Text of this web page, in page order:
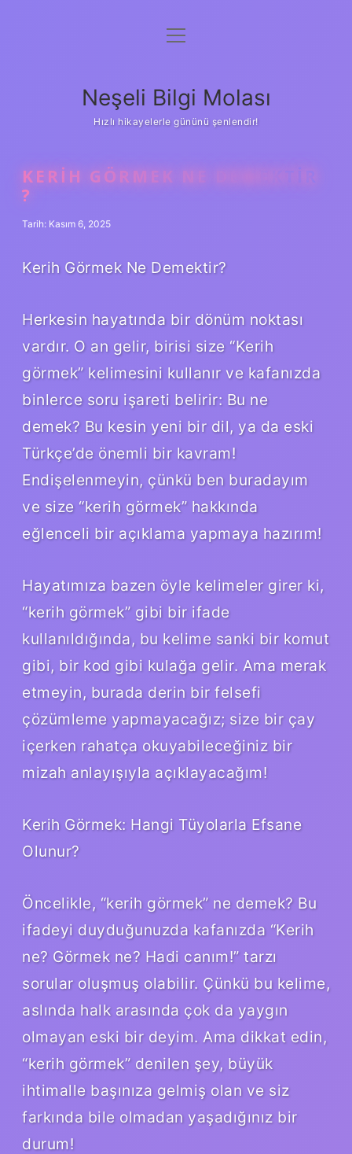
Anasayfa
Yasal Uyarı
menüyü
Neşeli Bilgi Molası
Hızlı hikayelerle gününü şenlendir!
KERIH GÖRMEK NE DEMEKTIR
?
Tarih: Kasım 6, 2025
Kerih Görmek Ne Demektir?
Herkesin hayatında bir dönüm noktası
vardır. O an gelir, birisi size “Kerih
görmek” kelimesini kullanır ve kafanızda
binlerce soru işareti belirir: Bu ne
demek? Bu kesin yeni bir dil, ya da eski
Türkçe’de önemli bir kavram!
Endişelenmeyin, çünkü ben buradayım
ve size “kerih görmek” hakkında
eğlenceli bir açıklama yapmaya hazırım!
Hayatımıza bazen öyle kelimeler girer ki,
“kerih görmek” gibi bir ifade
kullanıldığında, bu kelime sanki bir komut
gibi, bir kod gibi kulağa gelir. Ama merak
etmeyin, burada derin bir felsefi
çözümleme yapmayacağız; size bir çay
içerken rahatça okuyabileceğiniz bir
mizah anlayışıyla açıklayacağım!
Kerih Görmek: Hangi Tüyolarla Efsane
Olunur?
Öncelikle, “kerih görmek” ne demek? Bu
ifadeyi duyduğunuzda kafanızda “Kerih
ne? Görmek ne? Hadi canım!” tarzı
sorular oluşmuş olabilir. Çünkü bu kelime,
aslında halk arasında çok da yaygın
olmayan eski bir deyim. Ama dikkat edin,
“kerih görmek” denilen şey, büyük
ihtimalle başınıza gelmiş olan ve siz
farkında bile olmadan yaşadığınız bir
durum!